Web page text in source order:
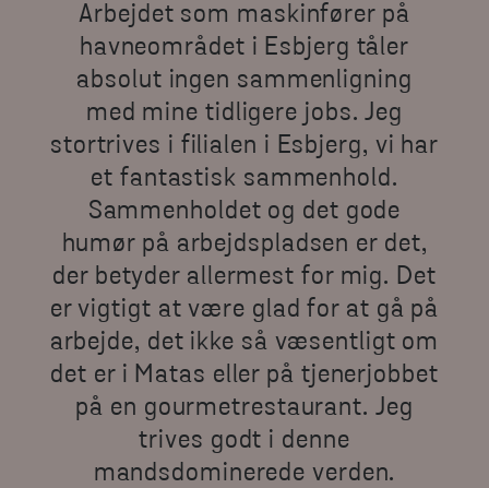
Arbejdet som maskinfører på
havneområdet i Esbjerg tåler
absolut ingen sammenligning
med mine tidligere jobs. Jeg
stortrives i filialen i Esbjerg, vi har
et fantastisk sammenhold.
Sammenholdet og det gode
humør på arbejdspladsen er det,
der betyder allermest for mig. Det
er vigtigt at være glad for at gå på
arbejde, det ikke så væsentligt om
det er i Matas eller på tjenerjobbet
på en gourmetrestaurant. Jeg
trives godt i denne
mandsdominerede verden.